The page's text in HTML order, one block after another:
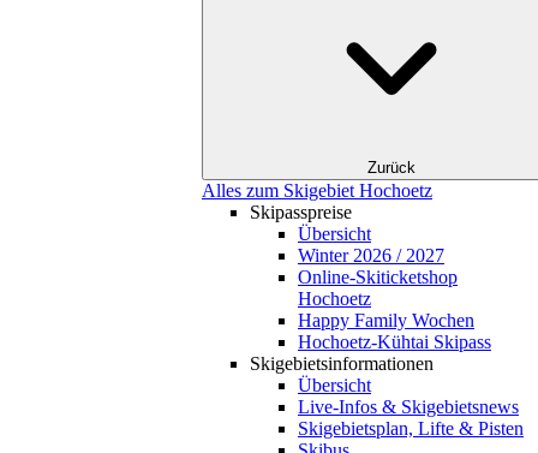
Zurück
Alles zum Skigebiet Hochoetz
Skipasspreise
Übersicht
Winter 2026 / 2027
Online-Skiticketshop
Hochoetz
Happy Family Wochen
Hochoetz-Kühtai Skipass
Skigebietsinformationen
Übersicht
Live-Infos & Skigebietsnews
Skigebietsplan, Lifte & Pisten